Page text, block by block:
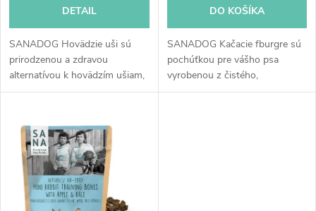
d
u
o
u
k
o
DETAIL
SANADOG Hovädzie uši sú
prirodzenou a zdravou
alternatívou k hovädzím ušiam,
ktoré sa bežne vyrábajú v Ázii
(ošetrené...
DO KOŠÍKA
SANADOG Kačacie fburgre sú
pochúťkou pre vášho psa
vyrobenou z čistého,
vysokokvalitného kačacieho